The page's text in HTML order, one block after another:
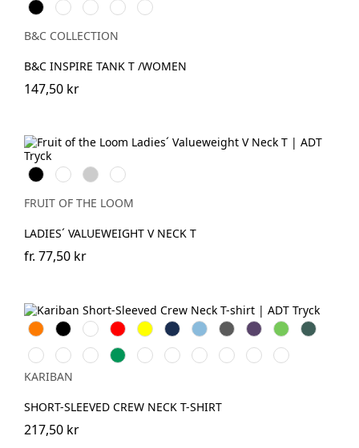
BlackWhiteCobalt
Blue
Sport
Grey
Fire
Red
B&C COLLECTION
B&C INSPIRE TANK T /WOMEN
147,50 kr
BlackWhiteHeather
Grey
Deep
Navy
FRUIT OF THE LOOM
LADIES´ VALUEWEIGHT V NECK T
fr. 77,50 kr
Orange
Svart Vit Röd Gul Navy Sky
Blue
Dark
Grey
PurpleLime
Forest
Green
Ash
grey
ChocolateFuchsia
Kelly
Green
Dark
Khaki
Oxford
Grey
Light
Royal
Wine Light
Sand
Tropical
Blue
KARIBAN
SHORT-SLEEVED CREW NECK T-SHIRT
217,50 kr